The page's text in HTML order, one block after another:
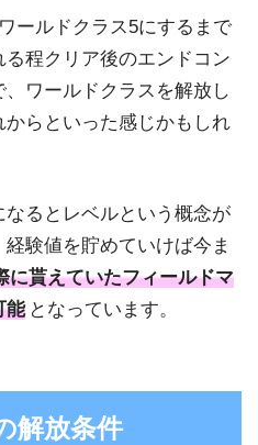
ールドクラス5にするまで
程クリア後のエンドコン
ワールドクラスを解放し
らといった感じかもしれ
るとレベルという概念が
験値を貯めていけば今ま
に貰えていたフィールドマ
能 となっています。
解放条件